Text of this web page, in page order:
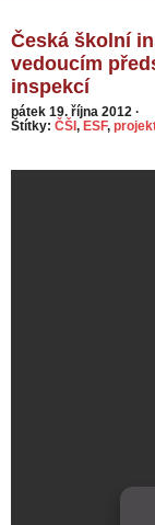
Česká školní
vedoucím
inspekcí
pátek 19. října 2012 ·
Štítky: ČŠI, ESF,